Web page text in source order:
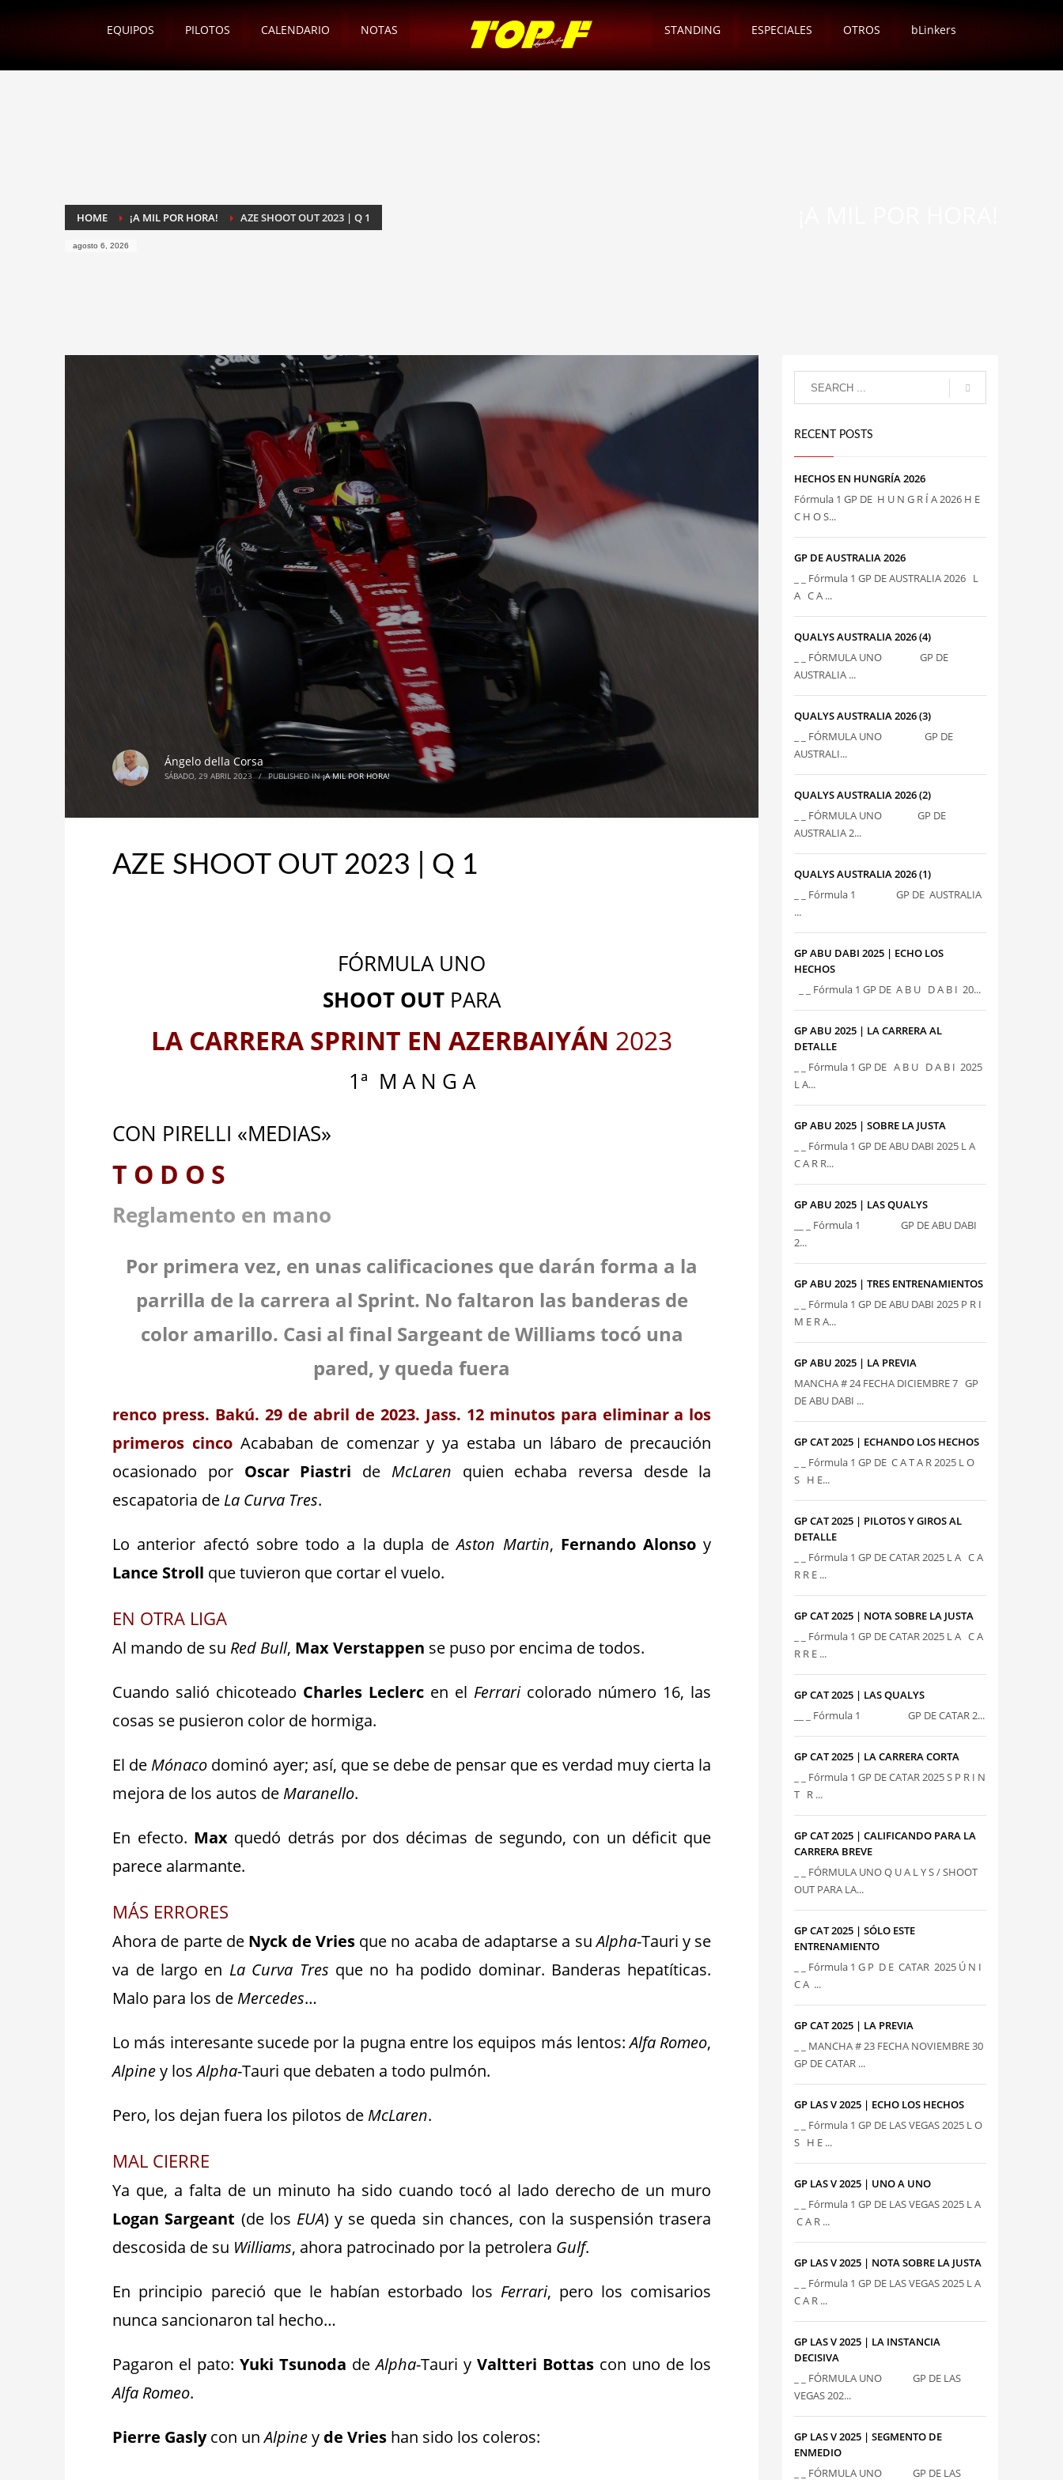
EQUIPOS PILOTOS CALENDARIO NOTAS STANDING ESPECIALES OTROS bLinkers
HOME ¡A MIL POR HORA! AZE SHOOT OUT 2023 | Q 1
agosto 6, 2026
Ángelo della Corsa
SÁBADO, 29 ABRIL 2023 / PUBLISHED IN¡A MIL POR HORA!
AZE SHOOT OUT 2023 | Q 1
FÓRMULA UNO
SHOOT OUT PARA
LA CARRERA SPRINT EN AZERBAIYÁN 2023
1ª M A N G A
CON PIRELLI «MEDIAS»
T O D O S
Reglamento en mano
Por primera vez, en unas calificaciones que darán forma a la
parrilla de la carrera al Sprint. No faltaron las banderas de
color amarillo. Casi al final Sargeant de Williams tocó una
pared, y queda fuera
renco press. Bakú. 29 de abril de 2023. Jass. 12 minutos para eliminar a los
primeros cincoAcababan de comenzar y ya estaba un lábaro de precaución
ocasionado por Oscar Piastri de McLaren quien echaba reversa desde la
escapatoria de La Curva Tres.
Lo anterior afectó sobre todo a la dupla deAston Martin, Fernando Alonso y
Lance Stroll que tuvieron que cortar el vuelo.
EN OTRA LIGA
Al mando de su Red Bull, Max Verstappen se puso por encima de todos.
Cuando salió chicoteado Charles Leclerc en el Ferraricolorado número 16, las
cosas se pusieron color de hormiga.
El de Mónaco dominó ayer; así, que se debe de pensar que es verdad muy cierta la
mejora de los autos de Maranello.
En efecto. Max quedó detrás por dos décimas de segundo, con un déficit que
parece alarmante.
MÁS ERRORES
Ahora de parte de Nyck de Vriesque no acaba de adaptarse a suAlpha-Tauri y se
va de largo en La Curva Tres que no ha podido dominar. Banderas hepatíticas.
Malo para los de Mercedes…
Lo más interesante sucede por la pugna entre los equipos más lentos:Alfa Romeo,
Alpiney losAlpha-Tauri que debaten a todo pulmón.
Pero, los dejan fuera los pilotos de McLaren.
MAL CIERRE
Ya que, a falta de un minuto ha sido cuando tocó al lado derecho de un muro
Logan Sargeant (de los EUA) y se queda sin chances, con la suspensión trasera
descosida de su Williams, ahora patrocinado por la petrolera Gulf.
En principio pareció que le habían estorbado los Ferrari, pero los comisarios
nunca sancionaron tal hecho…
Pagaron el pato:Yuki Tsunoda deAlpha-Tauri yValtteri Bottas con uno de los
Alfa Romeo.
Pierre Gaslycon unAlpiney de Vries han sido los coleros:
RECENT POSTS
HECHOS EN HUNGRÍA 2026
Fórmula 1 GP DE H U N G R Í A 2026 H E
C H O S...
GP DE AUSTRALIA 2026
_ _ Fórmula 1 GP DE AUSTRALIA 2026 L
A C A ...
QUALYS AUSTRALIA 2026 (4)
_ _ FÓRMULA UNO GP DE
AUSTRALIA ...
QUALYS AUSTRALIA 2026 (3)
_ _ FÓRMULA UNO GP DE
AUSTRALI...
QUALYS AUSTRALIA 2026 (2)
_ _ FÓRMULA UNO GP DE
AUSTRALIA 2...
QUALYS AUSTRALIA 2026 (1)
_ _ Fórmula 1 GP DE AUSTRALIA
...
GP ABU DABI 2025 | ECHO LOS
HECHOS
_ _ Fórmula 1 GP DE A B U D A B I 20...
GP ABU 2025 | LA CARRERA AL
DETALLE
_ _ Fórmula 1 GP DE A B U D A B I 2025
L A...
GP ABU 2025 | SOBRE LA JUSTA
_ _ Fórmula 1 GP DE ABU DABI 2025 L A
C A R R...
GP ABU 2025 | LAS QUALYS
__ _ Fórmula 1 GP DE ABU DABI
2...
GP ABU 2025 | TRES ENTRENAMIENTOS
_ _ Fórmula 1 GP DE ABU DABI 2025 P R I
M E R A...
GP ABU 2025 | LA PREVIA
MANCHA # 24 FECHA DICIEMBRE 7 GP
DE ABU DABI ...
GP CAT 2025 | ECHANDO LOS HECHOS
_ _ Fórmula 1 GP DE C A T A R 2025 L O
S H E...
GP CAT 2025 | PILOTOS Y GIROS AL
DETALLE
_ _ Fórmula 1 GP DE CATAR 2025 L A C A
R R E ...
GP CAT 2025 | NOTA SOBRE LA JUSTA
_ _ Fórmula 1 GP DE CATAR 2025 L A C A
R R E ...
GP CAT 2025 | LAS QUALYS
__ _ Fórmula 1 GP DE CATAR 2...
GP CAT 2025 | LA CARRERA CORTA
_ _ Fórmula 1 GP DE CATAR 2025 S P R I N
T R ...
GP CAT 2025 | CALIFICANDO PARA LA
CARRERA BREVE
_ _ FÓRMULA UNO Q U A L Y S / SHOOT
OUT PARA LA...
GP CAT 2025 | SÓLO ESTE
ENTRENAMIENTO
_ _ Fórmula 1 G P D E CATAR 2025 Ú N I
C A ...
GP CAT 2025 | LA PREVIA
_ _ MANCHA # 23 FECHA NOVIEMBRE 30
GP DE CATAR ...
GP LAS V 2025 | ECHO LOS HECHOS
_ _ Fórmula 1 GP DE LAS VEGAS 2025 L O
S H E ...
GP LAS V 2025 | UNO A UNO
_ _ Fórmula 1 GP DE LAS VEGAS 2025 L A
C A R ...
GP LAS V 2025 | NOTA SOBRE LA JUSTA
_ _ Fórmula 1 GP DE LAS VEGAS 2025 L A
C A R ...
GP LAS V 2025 | LA INSTANCIA
DECISIVA
_ _ FÓRMULA UNO GP DE LAS
VEGAS 202...
GP LAS V 2025 | SEGMENTO DE
ENMEDIO
_ _ FÓRMULA UNO GP DE LAS